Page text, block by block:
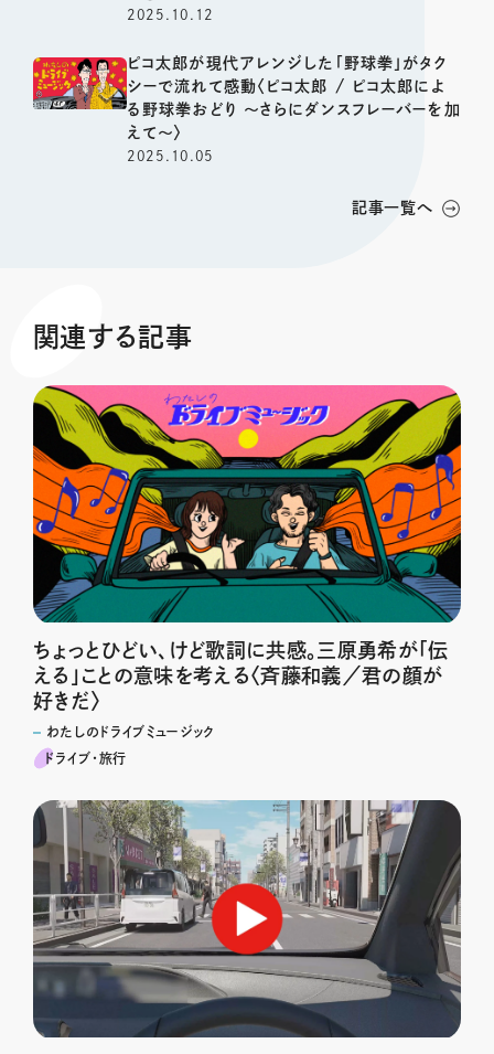
2025.10.12
ピコ太郎が現代アレンジした「野球拳」がタク
シーで流れて感動〈ピコ太郎 / ピコ太郎によ
る野球拳おどり 〜さらにダンスフレーバーを加
えて〜〉
2025.10.05
記事一覧へ
関連する記事
ちょっとひどい、けど歌詞に共感。三原勇希が「伝
える」ことの意味を考える〈斉藤和義／君の顔が
好きだ〉
わたしのドライブミュージック
ドライブ･旅行